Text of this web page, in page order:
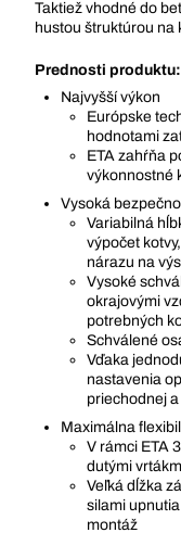
Taktiež vhodné do
hustou štruktúrou na
Prednosti produktu:
Najvyšší výkon
Európske
hodnotami
ETA zahŕňa
výkonnostné
Vysoká
Variabilná
výpočet
nárazu na
Vysoké
okrajovými
potrebných
Schválené
Vďaka
nastavenia
priechodnej
Maximálna
V rámci ETA
dutými
Veľká dĺžka
silami
montáž